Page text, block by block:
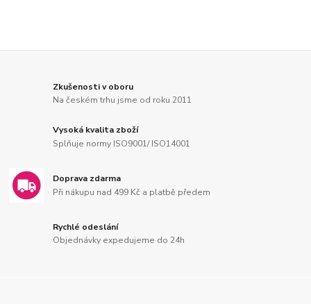
Zkušenosti v oboru
Na českém trhu jsme od roku 2011
Vysoká kvalita zboží
Splňuje normy ISO9001/ ISO14001
Doprava zdarma
Při nákupu nad 499 Kč a platbě předem
Rychlé odeslání
Objednávky expedujeme do 24h